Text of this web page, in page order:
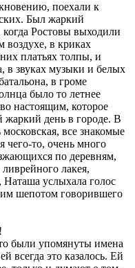
поехали к
Был жаркий
Ростовы выходили
воздухе, в криках
платьях толпы, и
в звуках музыки и белых
в громе
было то летнее
настоящим, которое
жаркий день в городе. В
все знакомые
чего-то, очень много
по деревням,
лакея,
Наташа услыхала голос
шепотом говорившего
были упомянуты имена
всегда это казалось. Ей